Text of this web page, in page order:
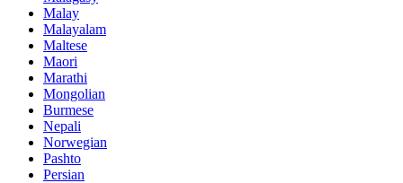
Malay
Malayalam
Maltese
Maori
Marathi
Mongolian
Burmese
Nepali
Norwegian
Pashto
Persian